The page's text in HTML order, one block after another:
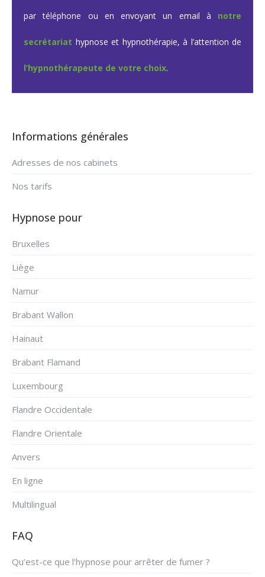
par téléphone ou en envoyant un email à notre
secrétariat hypnose et hypnothérapie, à l’attention de
l’hypnothérapeute de votre choix.
Informations générales
Adresses de nos cabinets
Nos tarifs
Hypnose pour
Bruxelles
Liège
Namur
Brabant Wallon
Hainaut
Brabant Flamand
Luxembourg
Flandre Occidentale
Flandre Orientale
Anvers
En ligne
Multilingual
FAQ
Qu’est-ce que l’hypnose pour arrêter de fumer ?